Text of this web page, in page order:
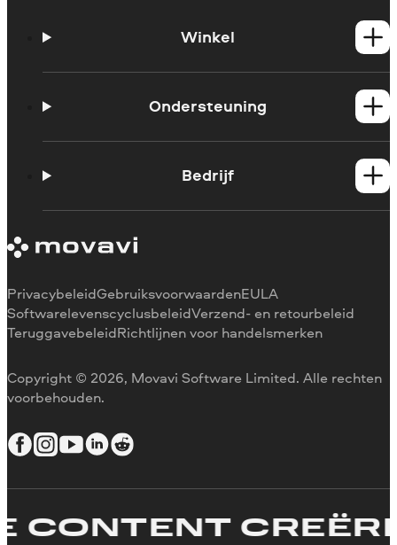
Winkel
Mac-productenOndersteuning
Support contacteren
Abonnement annuleren
Bedrijf
Ervaringen
Waarom voor ons kiezen
Voor het werk
Copyright © 2026, Movavi Software Limited. Alle rechten
voorbehouden.
PrivacybeleidGebruiksvoorwaardenEULA
SoftwarelevenscyclusbeleidVerzend- en retourbeleid
TeruggavebeleidRichtlijnen voor handelsmerken
CREËREN